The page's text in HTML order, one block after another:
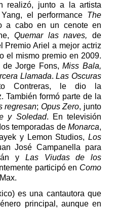
realizó, junto a la artista
el performance The
a cabo en un cenote en
Quemar las naves,de
Premio Ariel a mejor actriz
el mismo premio en 2009.
Jorge Fons,Miss Bala,
Llamada.Las Oscuras
Contreras, le dio la
También formó parte de la
regresan; Opus Zero, junto
y Soledad. En televisión
temporadas de Monarca,
y Lemon Studios, Los
José Campanella para
y Las Viudas de los
participó en Como
es una cantautora que
principal, aunque en